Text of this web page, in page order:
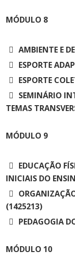
MÓDULO 8
AMBIENTE E
ESPORTE
ESPORTE
SEMINÁRIO
TEMAS
MÓDULO 9
EDUCAÇÃO
INICIAIS DO
(1425213)
PEDAGOGIA
MÓDULO 10